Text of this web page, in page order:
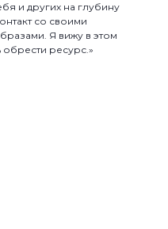
и других на глубину
со своими
Я вижу в этом
ресурс.»